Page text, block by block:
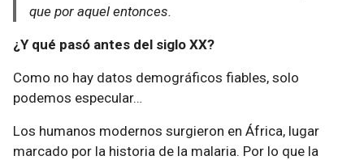
que por aquel entonces.
¿Y qué pasó antes del siglo XX?
Como no hay datos demográficos fiables, solo
podemos especular…
Los humanos modernos surgieron en África, lugar
marcado por la historia de la malaria. Por lo que la